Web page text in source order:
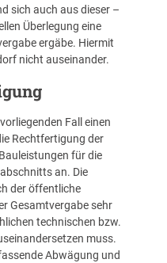
sich auch aus dieser –
Überlegung eine
ergäbe. Hiermit
nicht auseinander.
Fall einen
Rechtfertigung der
für die
an. Die
der öffentliche
Gesamtvergabe sehr
technischen bzw.
muss.
Abwägung und